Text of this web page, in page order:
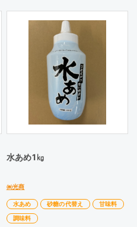
水あめ1㎏
㈱光商
水あめ 砂糖の代替え
甘味料
調味料